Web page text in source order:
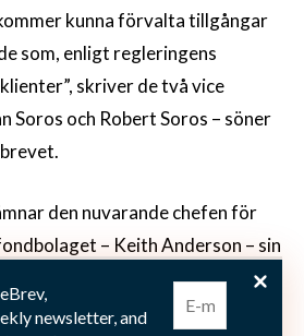
kunna förvalta tillgångar
som, enligt regleringens
skriver de två vice
Soros och Robert Soros – söner
den nuvarande chefen för
– Keith Anderson – sin
newsletter, and